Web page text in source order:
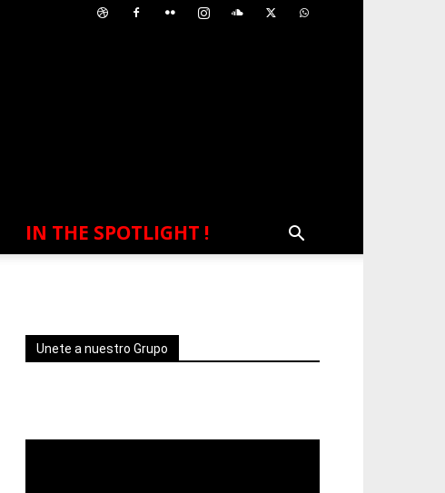
IN THE SPOTLIGHT !
Unete a nuestro Grupo